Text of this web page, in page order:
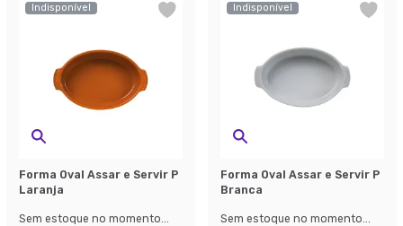
Indisponível
Forma Oval Assar e Servir P
Laranja
Sem estoque no momento...
Indisponível
Forma Oval Assar e Servir P
Branca
Sem estoque no momento...